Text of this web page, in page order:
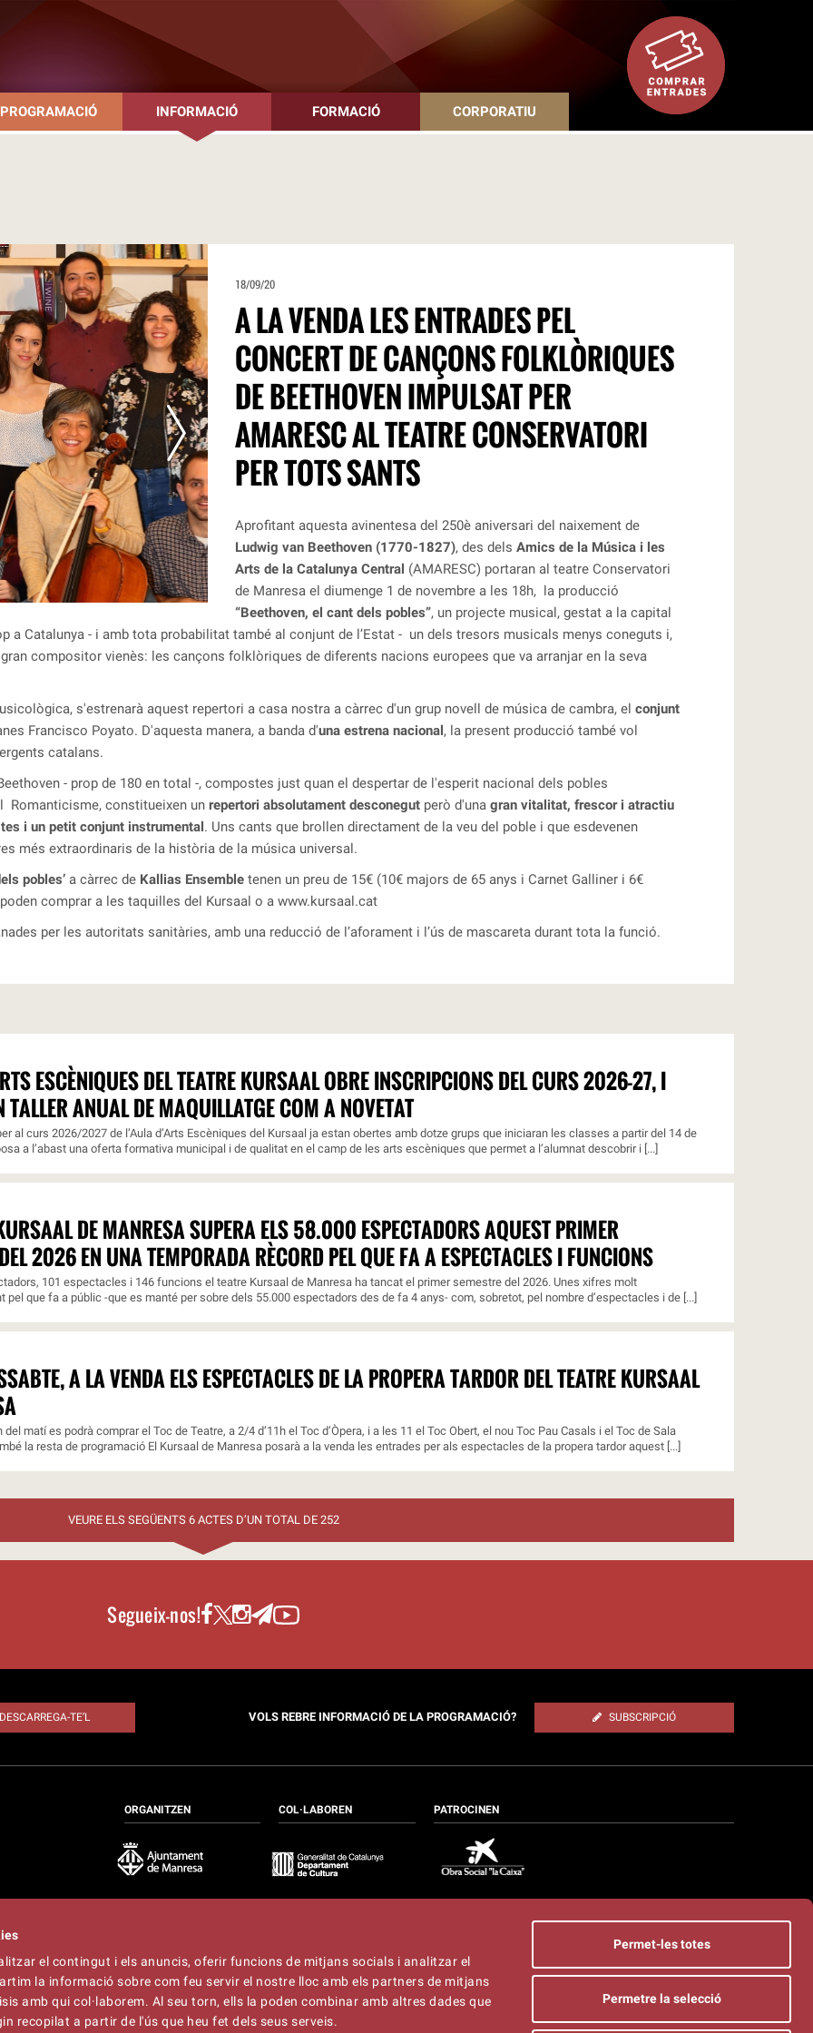
el contingut i els anuncis, oferir funcions de mitjans socials i analitzar el
la informació sobre com feu servir el nostre lloc amb els partners de mitjans
amb qui col·laborem. Al seu torn, ells la poden combinar amb altres dades que
recopilat a partir de l'ús que heu fet dels seus serveis.
Permet-les totes
Permetre la selecció
PROGRAMACIÓ INFORMACIÓ FORMACIÓ CORPORATIU
18/09/20
A LA VENDA LES ENTRADES PEL
CONCERT DE CANÇONS FOLKLÒRIQUES
DE BEETHOVEN IMPULSAT PER
AMARESC AL TEATRE CONSERVATORI
PER TOTS SANTS
Aprofitant aquesta avinentesa del 250è aniversari del naixement de
Ludwig van Beethoven (1770-1827), des dels Amics de la Música i les
Arts de la Catalunya Central (AMARESC) portaran al teatre Conservatori
de Manresa el diumenge 1 de novembre a les 18h, la producció
“Beethoven, el cant dels pobles”, un projecte musical, gestat a la capital
a Catalunya - i amb tota probabilitat també al conjunt de l’Estat - un dels tresors musicals menys coneguts i,
compositor vienès: les cançons folklòriques de diferents nacions europees que va arranjar en la seva
s'estrenarà aquest repertori a casa nostra a càrrec d'un grup novell de música de cambra, el conjunt
Francisco Poyato. D'aquesta manera, a banda d'una estrena nacional, la present producció també vol
catalans.
- prop de 180 en total -, compostes just quan el despertar de l'esperit nacional dels pobles
Romanticisme, constitueixen un repertori absolutament desconegut però d'una gran vitalitat, frescor i atractiu
i un petit conjunt instrumental. Uns cants que brollen directament de la veu del poble i que esdevenen
més extraordinaris de la història de la música universal.
pobles’ a càrrec de Kallias Ensemble tenen un preu de 15€ (10€ majors de 65 anys i Carnet Galliner i 6€
comprar a les taquilles del Kursaal o a www.kursaal.cat
per les autoritats sanitàries, amb una reducció de l’aforament i l’ús de mascareta durant tota la funció.
ESCÈNIQUES DEL TEATRE KURSAAL OBRE INSCRIPCIONS DEL CURS 2026-27, I
TALLER ANUAL DE MAQUILLATGE COM A NOVETAT
al curs 2026/2027 de l’Aula d’Arts Escèniques del Kursaal ja estan obertes amb dotze grups que iniciaran les classes a partir del 14 de
a l’abast una oferta formativa municipal i de qualitat en el camp de les arts escèniques que permet a l’alumnat descobrir i [...]
DE MANRESA SUPERA ELS 58.000 ESPECTADORS AQUEST PRIMER
2026 EN UNA TEMPORADA RÈCORD PEL QUE FA A ESPECTACLES I FUNCIONS
101 espectacles i 146 funcions el teatre Kursaal de Manresa ha tancat el primer semestre del 2026. Unes xifres molt
que fa a públic -que es manté per sobre dels 55.000 espectadors des de fa 4 anys- com, sobretot, pel nombre d’espectacles i de [...]
A LA VENDA ELS ESPECTACLES DE LA PROPERA TARDOR DEL TEATRE KURSAAL
del matí es podrà comprar el Toc de Teatre, a 2/4 d’11h el Toc d’Òpera, i a les 11 el Toc Obert, el nou Toc Pau Casals i el Toc de Sala
la resta de programació El Kursaal de Manresa posarà a la venda les entrades per als espectacles de la propera tardor aquest [...]
VEURE ELS SEGÜENTS 6 ACTES D’UN TOTAL DE 252
Segueix-nos!
DESCARREGA-TE’L VOLS REBRE INFORMACIÓ DE LA PROGRAMACIÓ? SUBSCRIPCIÓ
ORGANITZEN COL·LABOREN PATROCINEN